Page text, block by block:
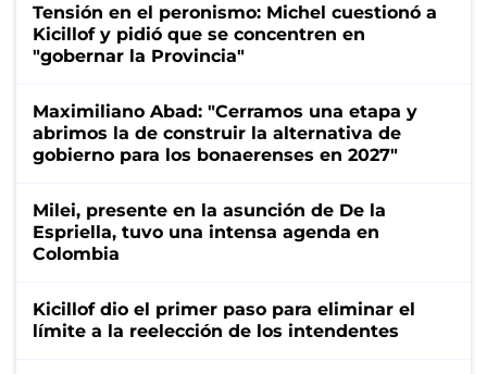
Tensión en el peronismo: Michel cuestionó a
Kicillof y pidió que se concentren en
"gobernar la Provincia"
Maximiliano Abad: "Cerramos una etapa y
abrimos la de construir la alternativa de
gobierno para los bonaerenses en 2027"
Milei, presente en la asunción de De la
Espriella, tuvo una intensa agenda en
Colombia
Kicillof dio el primer paso para eliminar el
límite a la reelección de los intendentes